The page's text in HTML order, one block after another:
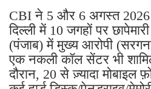
CBI ने 5 और 6 अगस्त 2026
दिल्ली में 10 जगहों पर
(पंजाब) में मुख्य आरोपी
एक नकली कॉल सेंटर भी
दौरान, 20 से ज़्यादा